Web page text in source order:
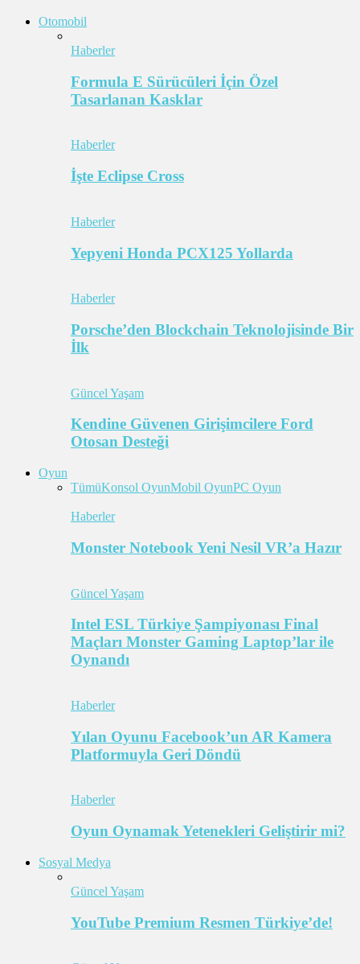
Otomobil
Haberler
Formula E Sürücüleri İçin Özel
Tasarlanan Kasklar
Haberler
İşte Eclipse Cross
Haberler
Yepyeni Honda PCX125 Yollarda
Haberler
Porsche’den Blockchain Teknolojisinde Bir
İlk
Güncel Yaşam
Kendine Güvenen Girişimcilere Ford
Otosan Desteği
Oyun
TümüKonsol OyunMobil OyunPC Oyun
Haberler
Monster Notebook Yeni Nesil VR’a Hazır
Güncel Yaşam
Intel ESL Türkiye Şampiyonası Final
Maçları Monster Gaming Laptop’lar ile
Oynandı
Haberler
Yılan Oyunu Facebook’un AR Kamera
Platformuyla Geri Döndü
Haberler
Oyun Oynamak Yetenekleri Geliştirir mi?
Sosyal Medya
Güncel Yaşam
YouTube Premium Resmen Türkiye’de!